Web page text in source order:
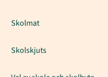
Skolmat
Skolskjuts